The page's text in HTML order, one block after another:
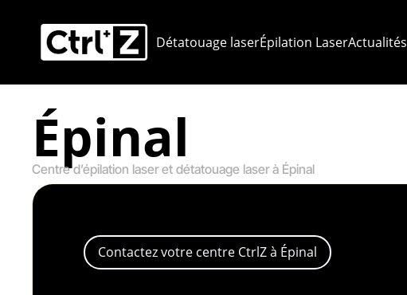
Détatouage laserÉpilation LaserActualités
Épinal
Centre d’épilation laser et détatouage laser à Épinal
Contactez votre centre CtrlZ à Épinal